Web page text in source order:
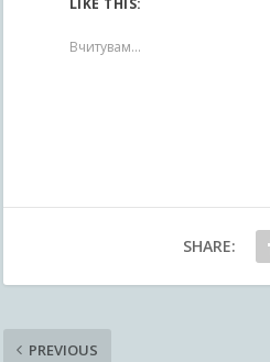
Вчитувам...
SHARE:
PREVIOUS